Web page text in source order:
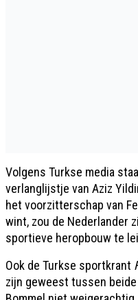
Volgens Turkse media
verlanglijstje van Aziz
het voorzitterschap van
wint, zou de Nederlander
sportieve heropbouw te
Ook de Turkse sportkrant
zijn geweest tussen